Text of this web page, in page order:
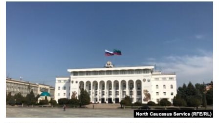
ПОДПИШИТЕСЬ НА РАССЫЛКУ
СОЦИАЛЬНЫЕ СЕТИ